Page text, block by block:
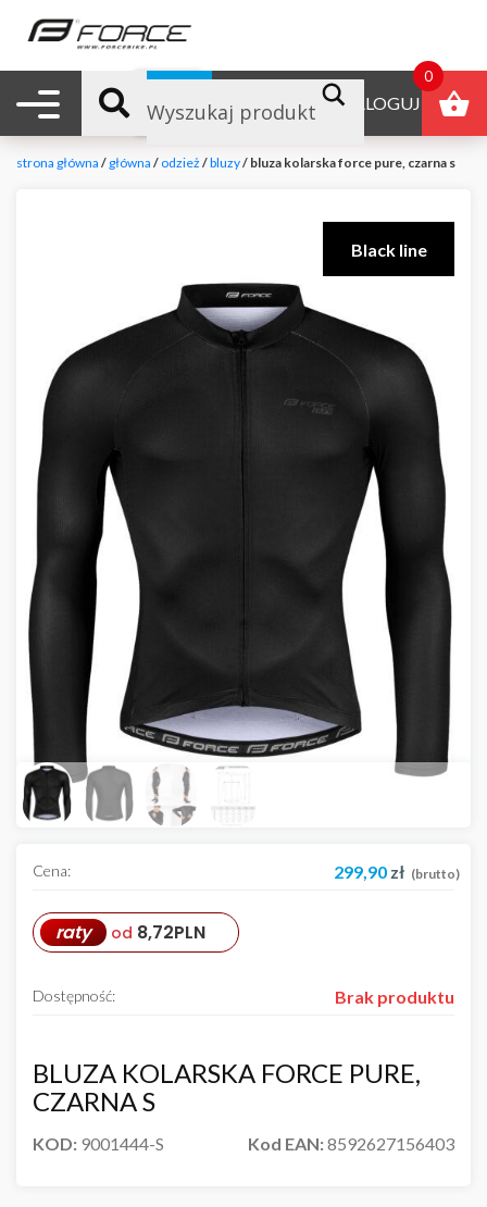
Nawigacja mobilna ZALOGUJ
B2B
strona główna / główna / odzież /bluzy/ bluza kolarska force pure, czarna s
Black line
BLUZA KOLARSKA FORCE PURE,
CZARNA S
KOD: 9001444-S Kod EAN:8592627156403
Cena: 299,90 zł (brutto)
raty od 8,72PLN
Dostępność: Brak produktu
0